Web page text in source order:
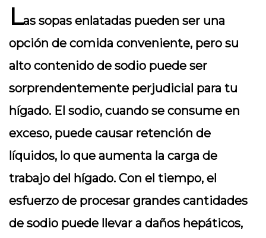
Las sopas enlatadas pueden ser una
opción de comida conveniente, pero su
alto contenido de sodio puede ser
sorprendentemente perjudicial para tu
hígado. El sodio, cuando se consume en
exceso, puede causar retención de
líquidos, lo que aumenta la carga de
trabajo del hígado. Con el tiempo, el
esfuerzo de procesar grandes cantidades
de sodio puede llevar a daños hepáticos,